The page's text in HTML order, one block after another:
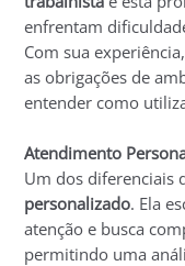
enfrentam
Com sua
as obrigações de
entender como
Atendimento
Um dos diferenciais
personalizado. Ela
atenção e busca
permitindo uma